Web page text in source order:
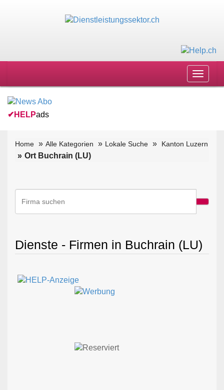
Toggle
✔ HELPads
Home Alle Kategorien Lokale Suche Kanton Luzern
Ort Buchrain (LU)
Dienste - Firmen in Buchrain (LU)